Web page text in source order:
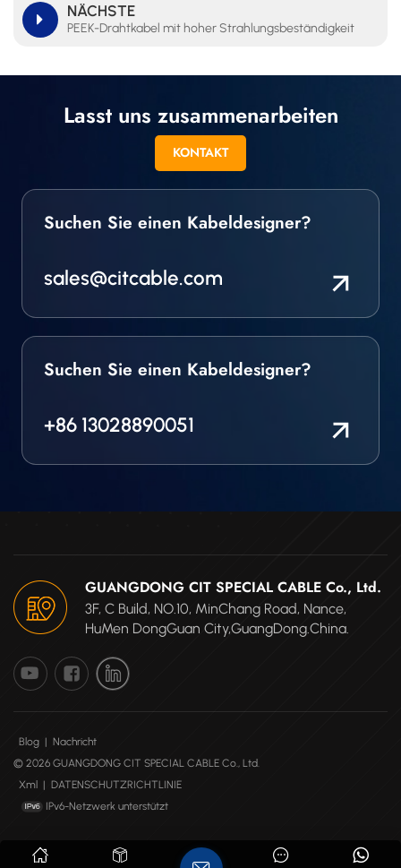
NÄCHSTE
PEEK-Drahtkabel mit hoher Strahlungsbeständigkeit
Lasst uns zusammenarbeiten
KONTAKT
Suchen Sie einen Kabeldesigner?
sales@citcable.com
Suchen Sie einen Kabeldesigner?
+86 13028890051
GUANGDONG CIT SPECIAL CABLE Co., Ltd.
3F, C Build, NO.10, MinChang Road, Nance,
HuMen DongGuan City,GuangDong.China.
Blog | Nachricht
© 2026 GUANGDONG CIT SPECIAL CABLE Co., Ltd.
Xml | DATENSCHUTZRICHTLINIE
IPv6-Netzwerk unterstützt